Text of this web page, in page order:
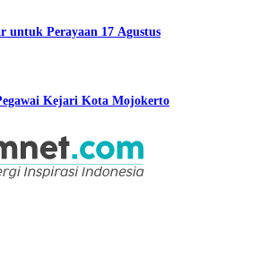
untuk Perayaan 17 Agustus
Kejari Kota Mojokerto